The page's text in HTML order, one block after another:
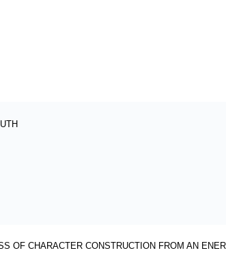
OF CHARACTER CONSTRUCTION FROM AN